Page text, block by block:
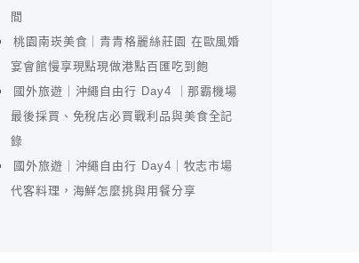
間
桃園南崁美食｜青青格麗絲莊園 在歐風婚
宴會館慢享現點現做港點百匯吃到飽
國外旅遊｜沖繩自由行 Day4 ｜那霸機場
最後採買、免稅店必買戰利品與美食全記
錄
國外旅遊｜沖繩自由行 Day4｜牧志市場
代客料理，海鮮怎麼挑與用餐分享